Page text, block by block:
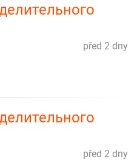
před 2 dny
před 2 dny